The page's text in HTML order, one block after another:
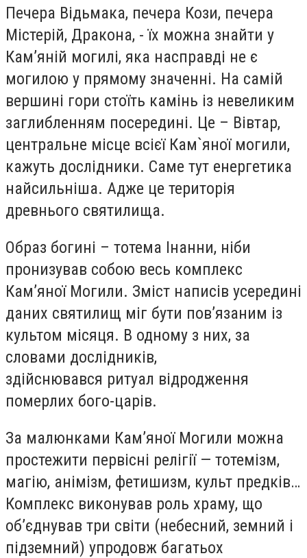
Печера Відьмака, печера Кози, печера
Містерій, Дракона, - їх можна знайти у
Кам’яній могилі, яка насправді не є
могилою у прямому значенні. На самій
вершині гори стоїть камінь із невеликим
заглибленням посередині. Це – Вівтар,
центральне місце всієї Кам`яної могили,
кажуть дослідники. Саме тут енергетика
найсильніша. Адже це територія
древнього святилища.
Образ богині – тотема Інанни, ніби
пронизував собою весь комплекс
Кам’яної Могили. Зміст написів усередині
даних святилищ міг бути пов’язаним із
культом місяця. В одному з них, за
словами дослідників,
здійснювався ритуал відродження
померлих бого-царів.
За малюнками Кам’яної Могили можна
простежити первісні релігії — тотемізм,
магію, анімізм, фетишизм, культ предків…
Комплекс виконував роль храму, що
об’єднував три світи (небесний, земний і
підземний) упродовж багатьох